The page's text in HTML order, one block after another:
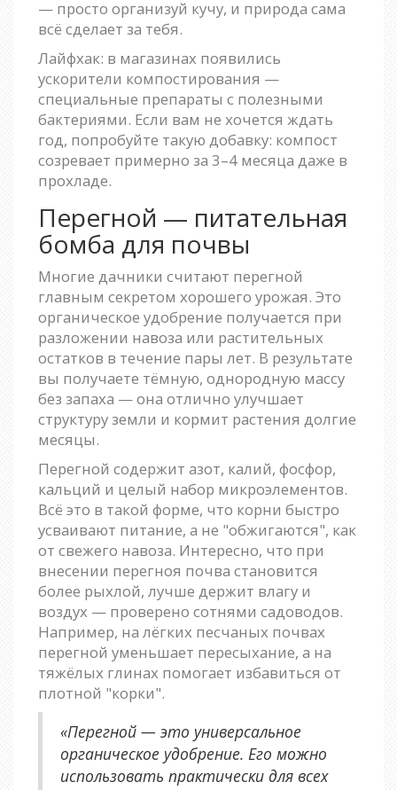
— просто организуй кучу, и природа сама
всё сделает за тебя.
Лайфхак: в магазинах появились
ускорители компостирования —
специальные препараты с полезными
бактериями. Если вам не хочется ждать
год, попробуйте такую добавку: компост
созревает примерно за 3–4 месяца даже в
прохладе.
Перегной — питательная
бомба для почвы
Многие дачники считают перегной
главным секретом хорошего урожая. Это
органическое удобрение получается при
разложении навоза или растительных
остатков в течение пары лет. В результате
вы получаете тёмную, однородную массу
без запаха — она отлично улучшает
структуру земли и кормит растения долгие
месяцы.
Перегной содержит азот, калий, фосфор,
кальций и целый набор микроэлементов.
Всё это в такой форме, что корни быстро
усваивают питание, а не "обжигаются", как
от свежего навоза. Интересно, что при
внесении перегноя почва становится
более рыхлой, лучше держит влагу и
воздух — проверено сотнями садоводов.
Например, на лёгких песчаных почвах
перегной уменьшает пересыхание, а на
тяжёлых глинах помогает избавиться от
плотной "корки".
«Перегной — это универсальное
органическое удобрение. Его можно
использовать практически для всех